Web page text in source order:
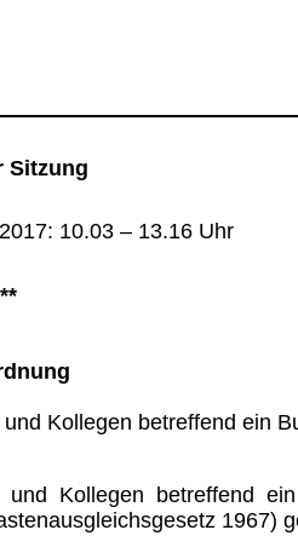
Sitzung
10.03 – 13.16 Uhr
Kollegen betreffend ein
und Kollegen betreffend
1967)